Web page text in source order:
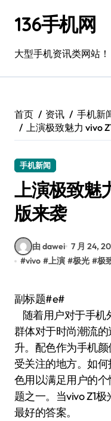
136手机网
大型手机资讯类网站
首页 资讯 手机新
上演极致魅力 vivo
手机新闻
上演极致魅
版来袭
由 dawei 7 月 24,
#vivo #上演 #极光 #极
副标题#e#
随着用户对于手机
群体对于时尚潮流
升。配色作为手机
受关注的地方。如
色用以满足用户的
题之一。当vivo Z1
最好的答案。